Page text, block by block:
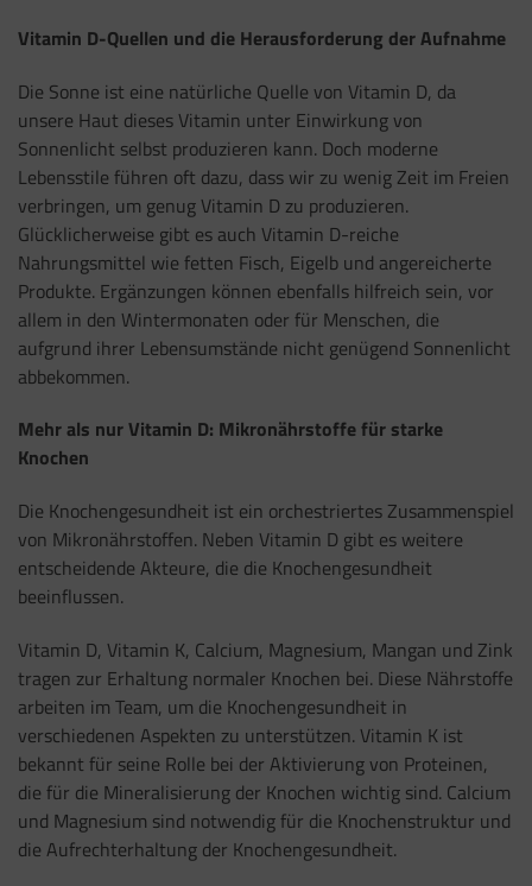
Vitamin D-Quellen und die Herausforderung der Aufnahme
Die Sonne ist eine natürliche Quelle von Vitamin D, da
unsere Haut dieses Vitamin unter Einwirkung von
Sonnenlicht selbst produzieren kann. Doch moderne
Lebensstile führen oft dazu, dass wir zu wenig Zeit im Freien
verbringen, um genug Vitamin D zu produzieren.
Glücklicherweise gibt es auch Vitamin D-reiche
Nahrungsmittel wie fetten Fisch, Eigelb und angereicherte
Produkte. Ergänzungen können ebenfalls hilfreich sein, vor
allem in den Wintermonaten oder für Menschen, die
aufgrund ihrer Lebensumstände nicht genügend Sonnenlicht
abbekommen.
Mehr als nur Vitamin D: Mikronährstoffe für starke
Knochen
Die Knochengesundheit ist ein orchestriertes Zusammenspiel
von Mikronährstoffen. Neben Vitamin D gibt es weitere
entscheidende Akteure, die die Knochengesundheit
beeinflussen.
Vitamin D, Vitamin K, Calcium, Magnesium, Mangan und Zink
tragen zur Erhaltung normaler Knochen bei. Diese Nährstoffe
arbeiten im Team, um die Knochengesundheit in
verschiedenen Aspekten zu unterstützen. Vitamin K ist
bekannt für seine Rolle bei der Aktivierung von Proteinen,
die für die Mineralisierung der Knochen wichtig sind. Calcium
und Magnesium sind notwendig für die Knochenstruktur und
die Aufrechterhaltung der Knochengesundheit.